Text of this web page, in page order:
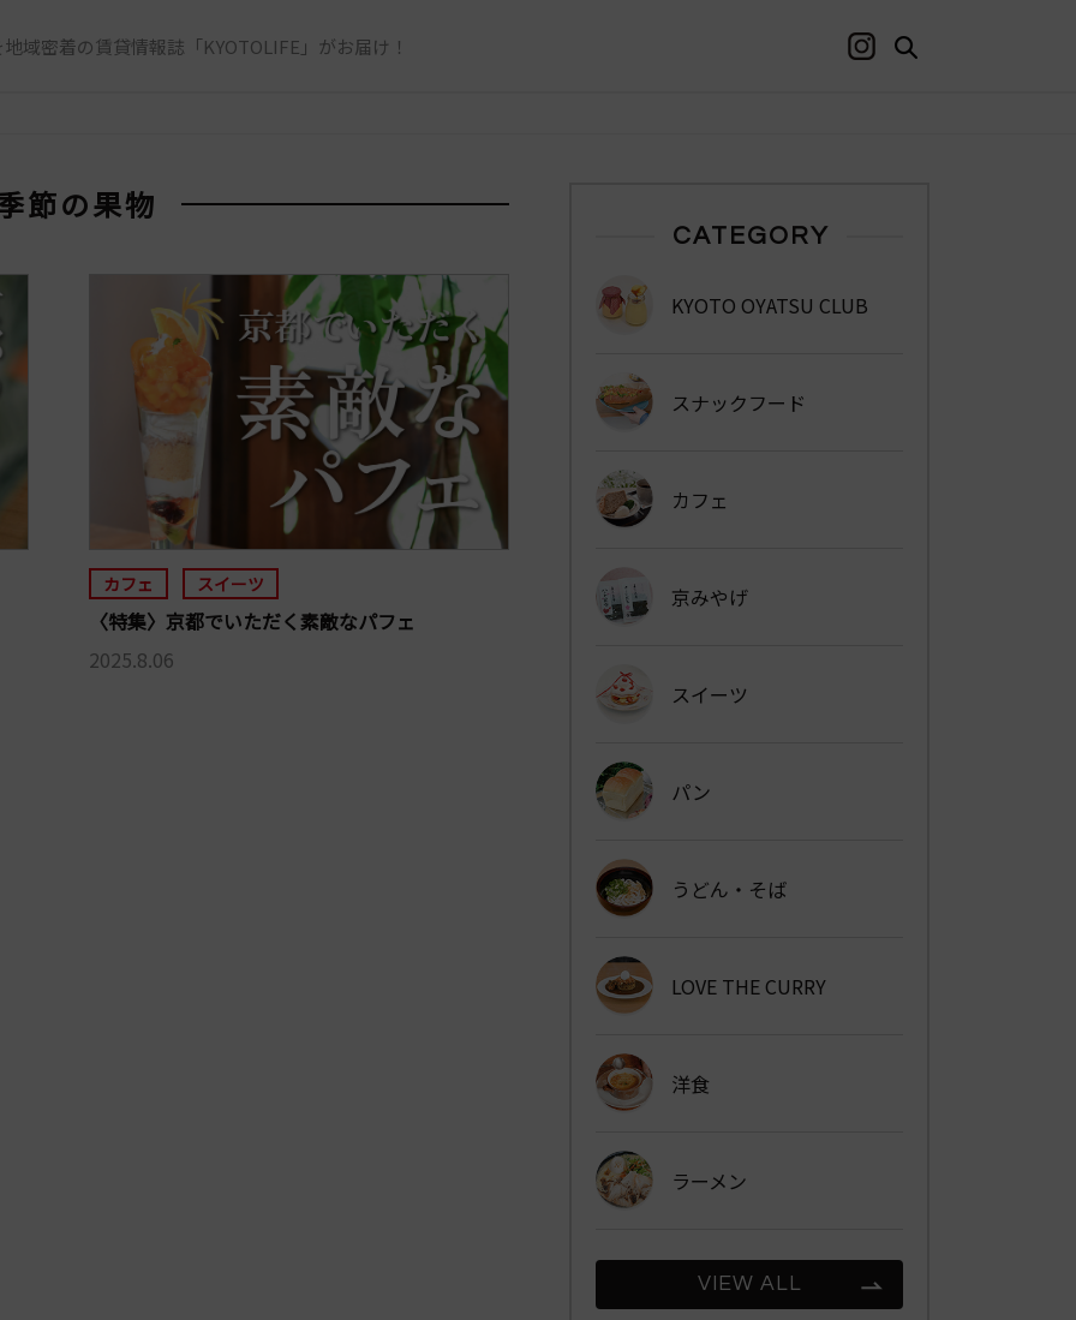
域密着の賃貸情報誌「KYOTOLIFE」がお届け！
節の果物
カフェ スイーツ
〈特集〉京都でいただく素敵なパフェ
2025.8.06
CATEGORY
KYOTO OYATSU CLUB
スナックフード
カフェ
京みやげ
スイーツ
パン
うどん・そば
LOVE THE CURRY
洋食
ラーメン
VIEW ALL